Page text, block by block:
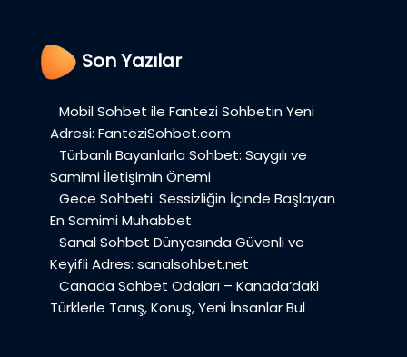
Son Yazılar
Mobil Sohbet ile Fantezi Sohbetin Yeni
Adresi: FanteziSohbet.com
Türbanlı Bayanlarla Sohbet: Saygılı ve
Samimi İletişimin Önemi
Gece Sohbeti: Sessizliğin İçinde Başlayan
En Samimi Muhabbet
Sanal Sohbet Dünyasında Güvenli ve
Keyifli Adres: sanalsohbet.net
Canada Sohbet Odaları – Kanada’daki
Türklerle Tanış, Konuş, Yeni İnsanlar Bul